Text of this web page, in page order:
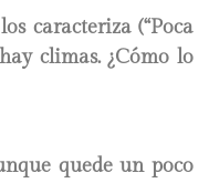
caracteriza (“Poca
climas. ¿Cómo lo
quede un poco